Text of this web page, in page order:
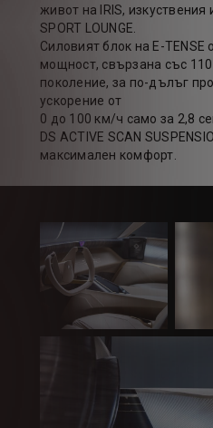
живот на IRIS, изкуствения
SPORT LOUNGE.
Силовият блок на E-TENSE
мощност, свързана със
поколение, за по-дълъг
ускорение от
0 до 100 км/ч само за 2,8
DS ACTIVE SCAN
максимален комфорт.